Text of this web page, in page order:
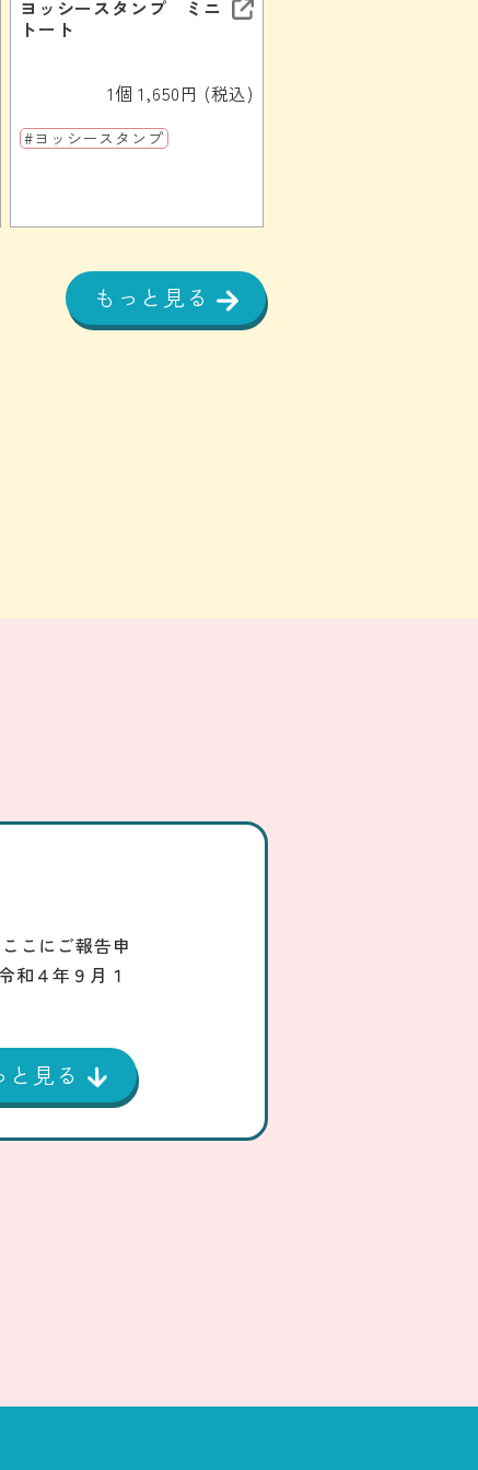
ヨッシースタンプ ミニ
トート
1個 1,650円 (税込)
#ヨッシースタンプ
もっと見る
こにご報告申
和４年９月１